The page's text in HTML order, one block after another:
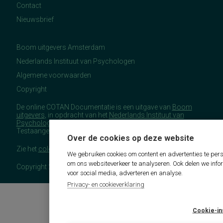
Over de cookies op deze website
We gebruiken cookies om content en advertenties te
om ons websiteverkeer te analyseren. Ook delen we
voor social media, adverteren en analyse.
Privacy- en cookieverklaring
Cookie-
Contact
Nieuwsbrief
Boom uitgevers Amsterdam
Nederlands Instituut van Psychologen
Algemene voorwaarden
Copyright
De online COTAN Documentatie is een uitgave van Boom
uitgevers , in opdracht van het Nederlands Instituut van
Psychologen(NIP), namens de Commissie
Testaangelegenheden Nederland (COTAN).
Zie het colofon
Copyright 2026 - COTAN Documentatie